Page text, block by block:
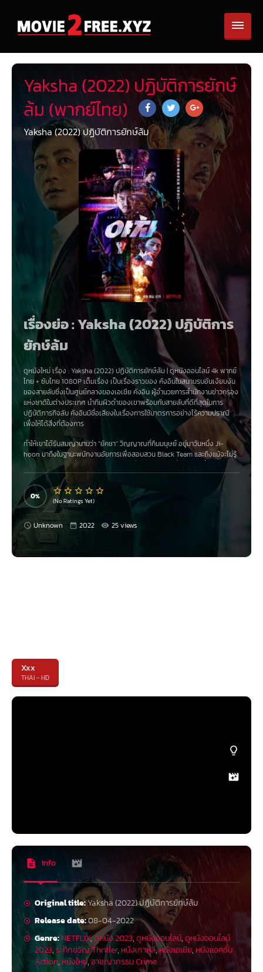
Yaksha (2022) ปฏิบัติการยักษ์
ล้ม (พากย์ไทย)
Yaksha (2022) ปฏิบัติการยักษ์ล้ม
เรื่องย่อ : Yaksha (2022) ปฏิบัติการ
ยักษ์ล้ม
ดูหนังใหม่ เรื่อง :Yaksha (2022) ปฏิบัติการยักษ์ล้ม|ดูหนังออนไลน์ 4kพากย์
ไทย+ ซับไทย1080P เต็มเรื่อง เป็นเรื่องราวของ คังอินในสนามรบอันเงียบงัน
ของสายลับซึ่งเป็นศูนย์กลางของเอเชีย คังอิน ผู้อำนวยการสำนักงานข่าวกรอง
แห่งชาติในต่างประเทศ นำทีมผิวดำของเขาพร้อมกับสายลับที่ดีที่สุดในการ
ปฏิบัติภารกิจลับ คังอินมีชื่อเสียงในเรื่องการใช้มาตรการอย่างไร้ความปราณี
เพื่อให้ได้สิ่งที่ต้องการ
ทำให้เขาได้รับสมญานามว่า “ยัคชา” วิญญาณที่กินมนุษย์ อยู่มาวันหนึ่ง Ji-
hoon มาถึงในฐานะพนักงานอัยการเพื่อสอบสวน Black Team และถึงแม้จะไม่รู้
เขาก็พบว่าภารกิจที่แท้จริงของพวกเขาเกี่ยวข้องกับคดีที่อาจเขย่าทั้งทวีป ในไม่
ช้า คังอินก็ต้องใช้แหล่งข้อมูลทั้งหมดของเขา แม้แต่จีฮุน เพื่อหาทางลงลึกในคดี
นี้
0
(No Ratings Yet)
Unknown 2022 25 views
Xxx
THAI - HD
Info
Original title:Yaksha (2022) ปฏิบัติการยักษ์ล้ม
Release date:08-04-2022
Genre:NETFLIX,ดูหนัง 2023,ดูหนังออนไลน์,ดูหนังออนไลน์
2023,ระทึกขวัญ Thriller, หนังเกาหลี,หนังเอเชีย, หนังแอคชั่น
Action, หนังใหม่,อาชญากรรม Crime